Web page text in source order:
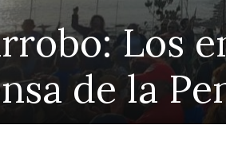
Los
de la